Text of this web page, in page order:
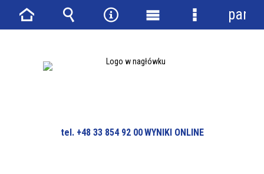
tel. +48 33 854 92 00WYNIKI ONLINE
StronaWyszukiwarka
Narzędzia
Menu Menu
panel